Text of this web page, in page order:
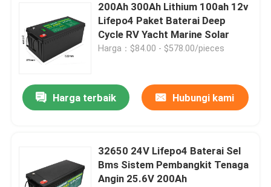
200Ah 300Ah Lithium 100ah 12v
Lifepo4 Paket Baterai Deep
Cycle RV Yacht Marine Solar
Harga：$84.00 - $578.00/pieces
Harga terbaik Hubungi kami
32650 24V Lifepo4 Baterai Sel
Bms Sistem Pembangkit Tenaga
Angin 25.6V 200Ah